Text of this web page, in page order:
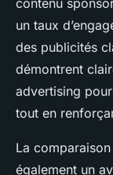
un taux
des publicités
démontrent
advertising
tout en
La
également un